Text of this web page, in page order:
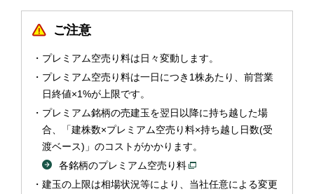
ご注意
プレミアム空売り料は日々変動します。
プレミアム空売り料は一日につき1株あたり、前営業
日終値×1%が上限です。
プレミアム銘柄の売建玉を翌日以降に持ち越した場
合、「建株数×プレミアム空売り料×持ち越し日数(受
渡ベース)」のコストがかかります。
各銘柄のプレミアム空売り料
建玉の上限は相場状況等により、当社任意による変更